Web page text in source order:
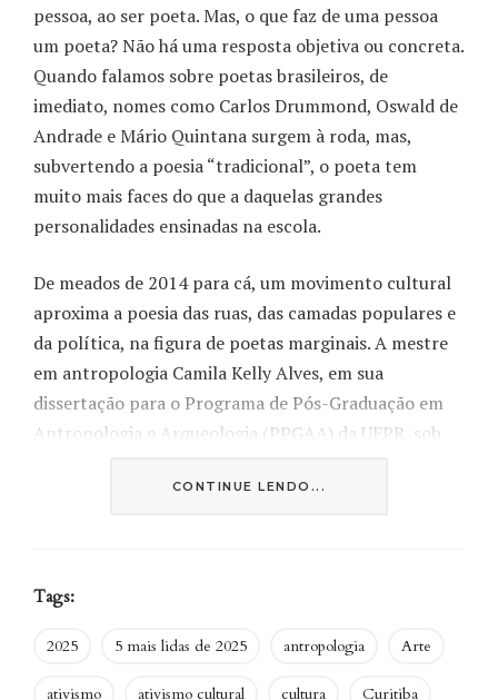
pessoa, ao ser poeta. Mas, o que faz de uma pessoa
um poeta? Não há uma resposta objetiva ou concreta.
Quando falamos sobre poetas brasileiros, de
imediato, nomes como Carlos Drummond, Oswald de
Andrade e Mário Quintana surgem à roda, mas,
subvertendo a poesia “tradicional”, o poeta tem
muito mais faces do que a daquelas grandes
personalidades ensinadas na escola.
De meados de 2014 para cá, um movimento cultural
aproxima a poesia das ruas, das camadas populares e
da política, na figura de poetas marginais. A mestre
em antropologia Camila Kelly Alves, em sua
dissertação para o Programa de Pós-Graduação em
Antropologia e Arqueologia (PPGAA) da UFPR, sob
slam poesia curitibano, corrente de declamação
Segundo a pesquisa, o slam poesia, ou slam poetry,
afasta a poesia do “ideal acadêmico”; daquela poesia
CONTINUE LENDO...
Tags:
2025 5 mais lidas de 2025 antropologia Arte
ativismo ativismo cultural cultura Curitiba